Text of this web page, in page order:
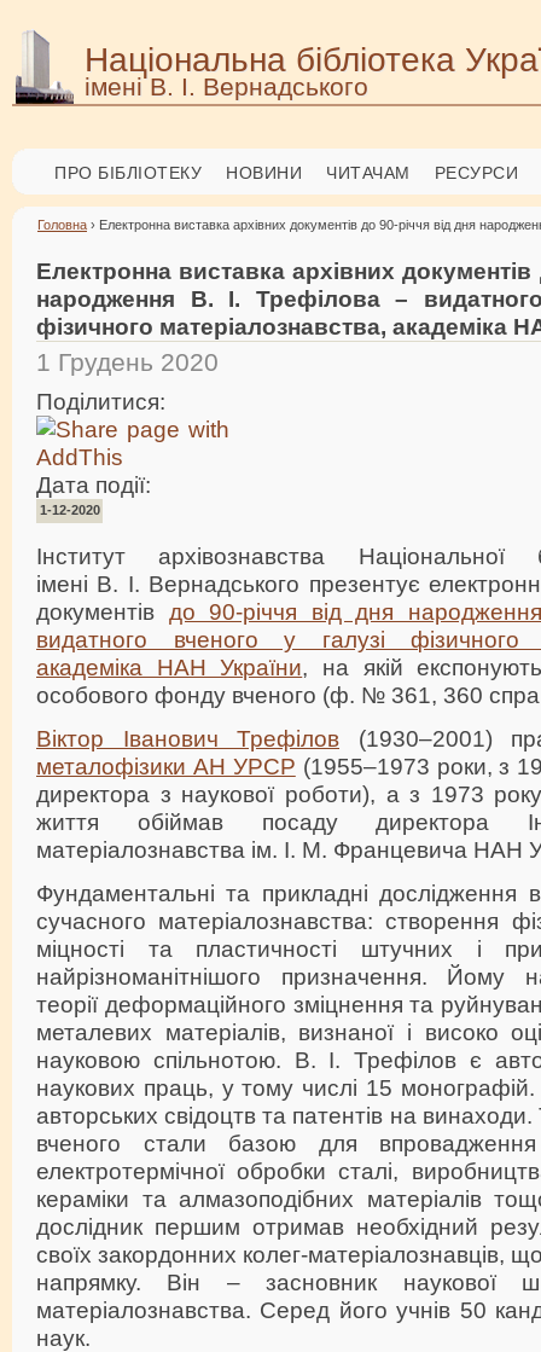
Національна бібліотека
імені В. І. Вернадського
ПРО БІБЛІОТЕКУ НОВИНИ ЧИТАЧАМ РЕСУРСИ
Головна › Електронна виставка архівних документів до 90-річчя від дня
Електронна виставка архівних документів
народження В. І. Трефілова –
фізичного матеріалознавства, академіка
1 Грудень 2020
Поділитися:
Дата події:
1-12-2020
Інститут архівознавства Національної
імені В. І. Вернадського презентує
документів до 90-річчя від дня
видатного вченого у галузі фізичного
академіка НАН України, на якій
особового фонду вченого (ф. № 361, 360
Віктор Іванович Трефілов (1930–2001)
металофізики АН УРСР (1955–1973 роки, з
директора з наукової роботи), а з 1973
життя обіймав посаду директора
матеріалознавства ім. І. М. Францевича НАН
Фундаментальні та прикладні дослідження
сучасного матеріалознавства: створення
міцності та пластичності штучних і
найрізноманітнішого призначення. Йому
теорії деформаційного зміцнення та
металевих матеріалів, визнаної і високо
науковою спільнотою. В. І. Трефілов є
наукових праць, у тому числі 15
авторських свідоцтв та патентів на
вченого стали базою для впровадження
електротермічної обробки сталі,
кераміки та алмазоподібних матеріалів
дослідник першим отримав необхідний
своїх закордонних колег-матеріалознавців,
напрямку. Він – засновник наукової
матеріалознавства. Серед його учнів 50
наук.